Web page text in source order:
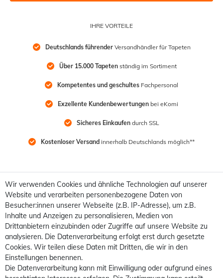
IHRE VORTEILE
Deutschlands führender Versandhändler für Tapeten
Über 15.000 Tapeten ständig im Sortiment
Kompetentes und geschultes Fachpersonal
Exzellente Kundenbewertungen bei eKomi
Sicheres Einkaufen durch SSL
Kostenloser Versand innerhalb Deutschlands möglich**
Wir verwenden Cookies und ähnliche Technologien auf unserer
Website und verarbeiten personenbezogene Daten von
Besucher:innen unserer Webseite (z.B. IP-Adresse), um z.B.
Inhalte und Anzeigen zu personalisieren, Medien von
Drittanbietern einzubinden oder Zugriffe auf unsere Website zu
analysieren. Die Datenverarbeitung erfolgt erst durch gesetzte
Cookies. Wir teilen diese Daten mit Dritten, die wir in den
Einstellungen benennen.
Die Datenverarbeitung kann mit Einwilligung oder aufgrund eines